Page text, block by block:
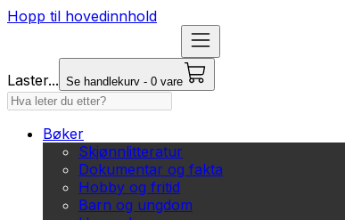
Hopp til hovedinnhold
Laster... Se handlekurv - 0 vare
Bøker
Skjønnlitteratur
Dokumentar og fakta
Hobby og fritid
Barn og ungdom